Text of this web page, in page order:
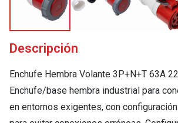
Descripción
Enchufe Hembra Volante 3P+N+T 63A
Enchufe/base hembra industrial para
en entornos exigentes, con